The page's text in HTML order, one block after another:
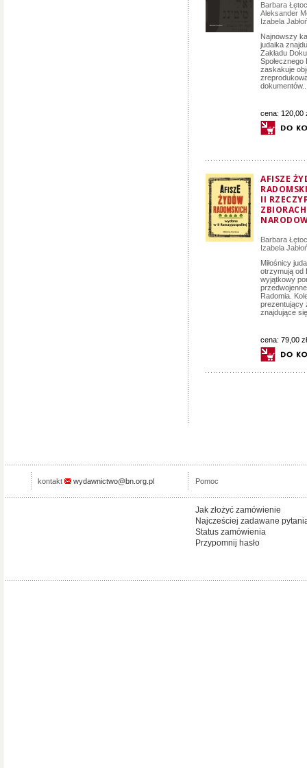
Barbara
Aleksander
Izabela
Najnowszy
judaika
Zakładu
Społecznego
zaskakuje
cena: 120,00
AFISZE
II
Barbara
Izabela
Miłośnicy
otrzymują od
wyjątkowy
Radomia.
prezentujący
znajdujące
cena: 79,00 zł
kontakt wydawnictwo@bn.org.pl Pomoc
Jak złożyć zamówienie
Najcześciej zadawane
Status zamówienia
Przypomnij hasło